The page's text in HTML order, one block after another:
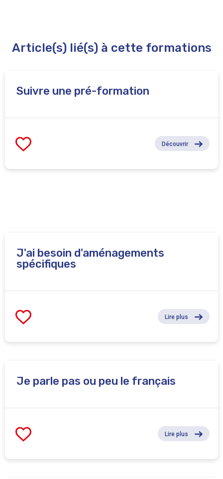
Article(s) lié(s) à cette formations
Suivre une pré-formation
Découvrir
J'ai besoin d'aménagements
spécifiques
Lire plus
Je parle pas ou peu le français
Lire plus